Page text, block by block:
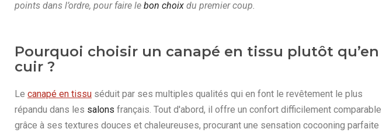
points dans l’ordre, pour faire le bon choix du premier coup.
Pourquoi choisir un canapé en tissu plutôt qu’en
cuir ?
Le canapé en tissu séduit par ses multiples qualités qui en font le revêtement le plus
répandu dans les salons français. Tout d'abord, il offre un confort difficilement comparable
grâce à ses textures douces et chaleureuses, procurant une sensation cocooning parfaite